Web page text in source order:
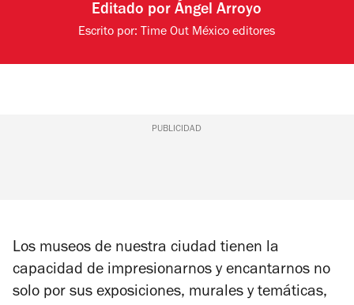
Editado porÁngel Arroyo
Escrito por:Time Out México editores
PUBLICIDAD
Los museos de nuestra ciudad tienen la
capacidad de impresionarnos y encantarnos no
solo por sus exposiciones, murales y temáticas,